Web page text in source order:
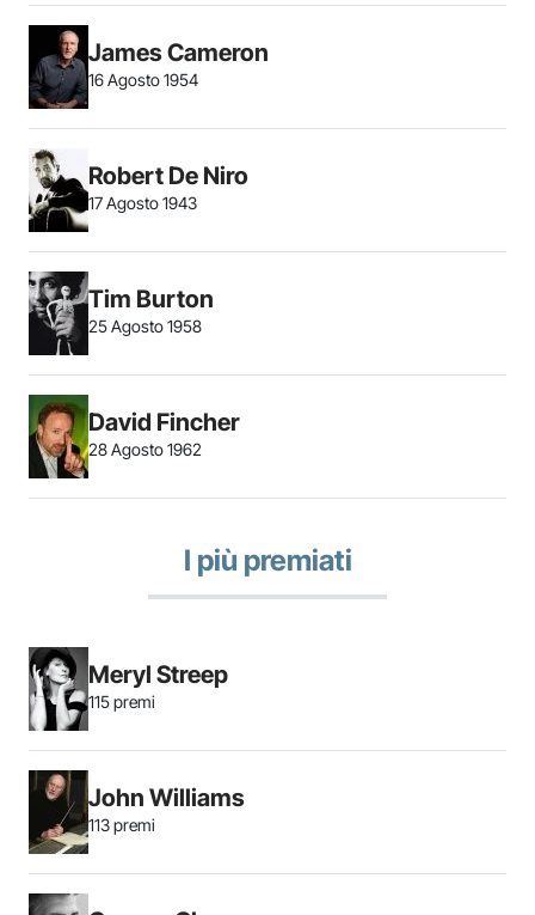
James Cameron
16 Agosto 1954
Robert De Niro
17 Agosto 1943
Tim Burton
25 Agosto 1958
David Fincher
28 Agosto 1962
I più premiati
Meryl Streep
115 premi
John Williams
113 premi